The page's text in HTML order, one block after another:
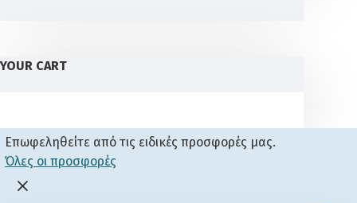
YOUR CART
Επωφεληθείτε από τις ειδικές προσφορές μας.
Όλες οι προσφορές